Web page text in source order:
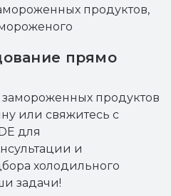
продуктов,
прямо
продуктов
или свяжитесь с
для
и
холодильного
задачи!